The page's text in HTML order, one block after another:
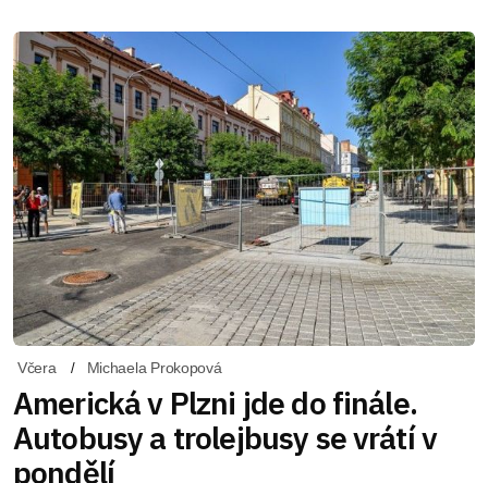
Včera Michaela Prokopová
Americká v Plzni jde do finále.
Autobusy a trolejbusy se vrátí v
pondělí